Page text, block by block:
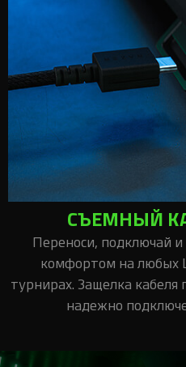
СЪЕМНЫЙ
Переноси, подключай
комфортом на любых
турнирах. Защелка кабеля
надежно